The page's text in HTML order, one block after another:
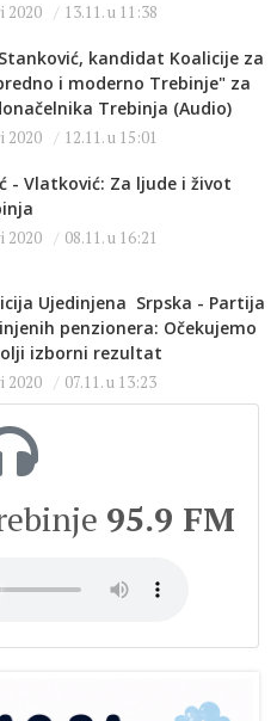
2020 13.11. u 11:38
kandidat Koalicije za
i moderno Trebinje" za
Trebinja (Audio)
2020 12.11. u 15:01
- Vlatković: Za ljude i život
2020 08.11. u 16:21
Ujedinjena Srpska - Partija
penzionera: Očekujemo
izborni rezultat
2020 07.11. u 13:23
95.9 FM